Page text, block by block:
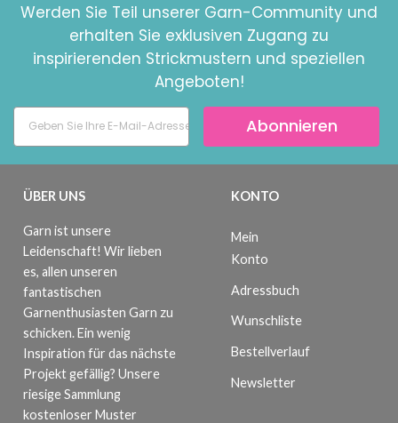
Werden Sie Teil unserer Garn-Community und
erhalten Sie exklusiven Zugang zu
inspirierenden Strickmustern und speziellen
Angeboten!
Abonnieren
ÜBER UNS
Garn ist unsere
Leidenschaft! Wir lieben
es, allen unseren
fantastischen
Garnenthusiasten Garn zu
schicken. Ein wenig
Inspiration für das nächste
Projekt gefällig? Unsere
riesige Sammlung
kostenloser Muster
KONTO
Mein
Konto
Adressbuch
Wunschliste
Bestellverlauf
Newsletter